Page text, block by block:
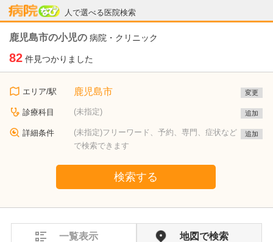
人で選べる医院検索
病院なび
鹿児島市の小児の 病院・クリニック
82 件見つかりました
エリア/駅 鹿児島市 変更
診療科目 (未指定) 追加
詳細条件
(未指定)フリーワード、予約、専門、症状など
で検索できます
追加
検索する
一覧表示 地図で検索